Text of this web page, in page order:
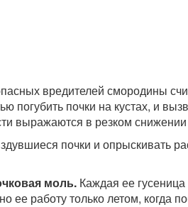
вредителей смородины
погубить почки на кустах, и
выражаются в резком
почки и опрыскивать
моль. Каждая ее
ее работу только летом, когда